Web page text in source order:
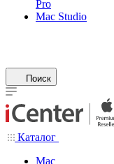
Pro
Mac Studio
Поиск
Каталог
Mac